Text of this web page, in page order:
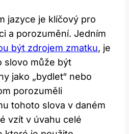
jazyce je klíčový pro
a porozumění. Jedním
být zdrojem zmatku, je
slovo může být
jako „bydlet“ nebo
porozuměli
tohoto slova v daném
vzít v úvahu celé